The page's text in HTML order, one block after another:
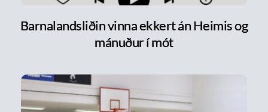
Barnalandsliðin vinna ekkert án Heimis og
mánuður í mót